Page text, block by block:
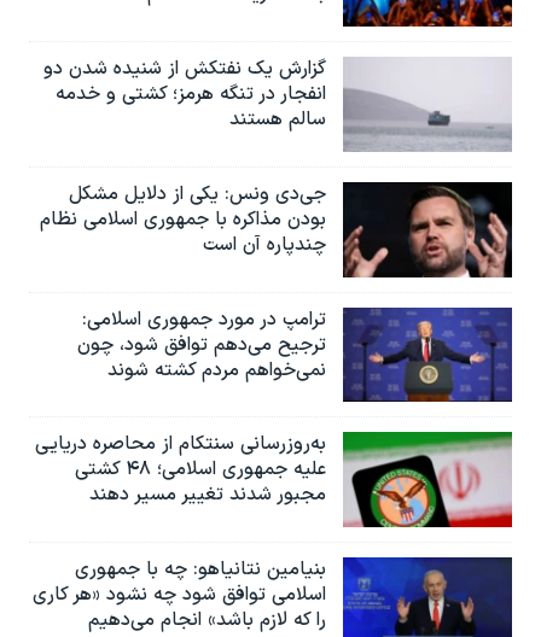
گزارش یک نفتکش از شنیده شدن دو
انفجار در تنگه هرمز؛ کشتی و خدمه
سالم هستند
جی‌دی ونس: یکی از دلایل مشکل
بودن مذاکره با جمهوری اسلامی نظام
چندپاره آن است
ترامپ در مورد جمهوری اسلامی:
ترجیح می‌دهم توافق شود، چون
نمی‌خواهم مردم کشته شوند
به‌روزرسانی سنتکام از محاصره دریایی
علیه جمهوری اسلامی؛ ۴۸ کشتی
مجبور شدند تغییر مسیر دهند
بنیامین نتانیاهو: چه با جمهوری
اسلامی توافق شود چه نشود «هر کاری
را که لازم باشد» انجام می‌دهیم